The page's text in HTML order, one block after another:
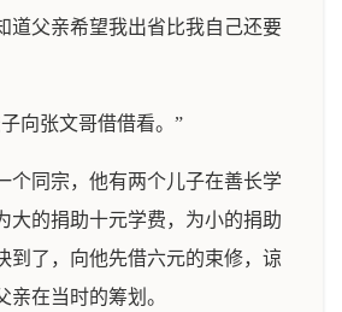
道父亲希望我出省比我自己还要
向张文哥借借看。”
个同宗，他有两个儿子在善长学
大的捐助十元学费，为小的捐助
到了，向他先借六元的束修，谅
亲在当时的筹划。